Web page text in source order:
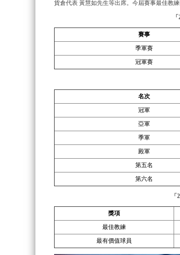
貨倉代表 黃慧如先生等出席。今屆賽事最佳教
賽事
季軍賽
冠軍賽
名次
冠軍
亞軍
季軍
殿軍
第五名
第六名
獎項
最佳教練
最有價值球員